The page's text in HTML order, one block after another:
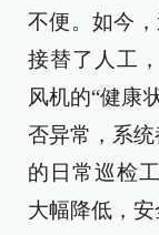
不便。如今
接替了人工
风机的“健康
否异常，系
的日常巡检
大幅降低，安